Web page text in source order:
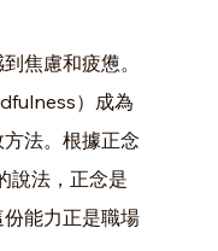
焦慮和疲憊。
）成為
法。根據正念
說法，正念是
能力正是職場